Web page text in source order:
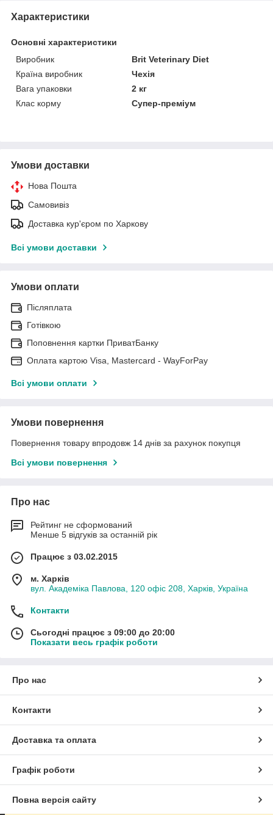
Характеристики
Основні характеристики
Виробник
Brit Veterinary Diet
Країна виробник
Чехія
Вага упаковки
2 кг
Клас корму
Супер-преміум
Умови доставки
Нова Пошта
Самовивіз
Доставка кур'єром по Харкову
Всі умови доставки
Умови оплати
Післяплата
Готівкою
Поповнення картки ПриватБанку
Оплата картою Visa, Mastercard - WayForPay
Всі умови оплати
Умови повернення
Повернення товару впродовж 14 днів за рахунок покупця
Всі умови повернення
Про нас
Рейтинг не сформований
Менше 5 відгуків за останній рік
Працює з 03.02.2015
м. Харків
вул. Академіка Павлова, 120 офіс 208, Харків, Україна
Контакти
Сьогодні працює з 09:00 до 20:00
Показати весь графік роботи
Про нас
Контакти
Доставка та оплата
Графік роботи
Повна версія сайту